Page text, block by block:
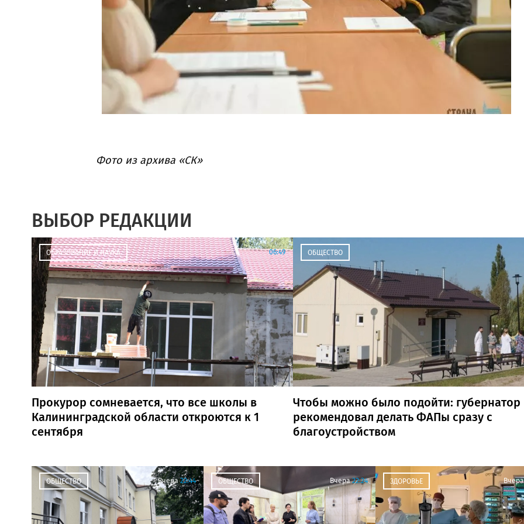
Фото из архива «СК»
ВЫБОР РЕДАКЦИИ
ОБРАЗОВАНИЕ И НАУКА 06:49
Прокурор сомневается, что все школы в
Калининградской области откроются к 1
сентября
ОБЩЕСТВО
Чтобы можно было подойти: губернатор
рекомендовал делать ФАПы сразу с
благоустройством
ОБЩЕСТВО Вчера 22:44 ОБЩЕСТВО Вчера 22:24 ЗДОРОВЬЕ Вчера